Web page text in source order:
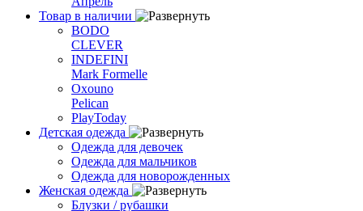
Товар в наличии
BODO
CLEVER
INDEFINI
Mark Formelle
Oxouno
Pelican
PlayToday
Детская одежда
Одежда для девочек
Одежда для мальчиков
Одежда для новорожденных
Женская одежда
Блузки / рубашки